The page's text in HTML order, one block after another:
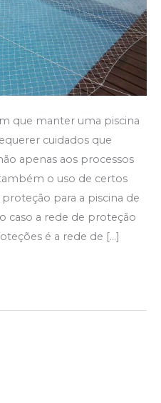
que manter uma piscina
cuidados que
apenas aos processos
o uso de certos
para a piscina de
caso a rede de proteção
é a rede de […]